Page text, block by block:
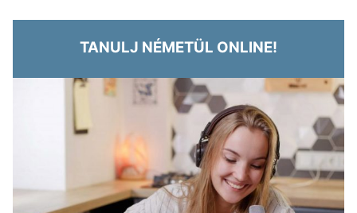
TANULJ NÉMETÜL ONLINE!